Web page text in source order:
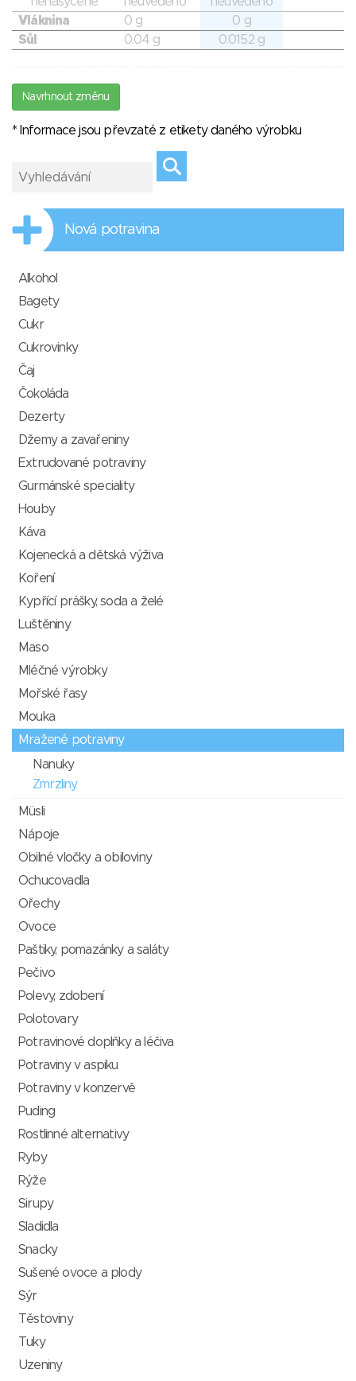
Vláknina
0 g
0 g
Sůl
0.04 g 0.0152 g
Navrhnout změnu
* Informace jsou převzaté z etikety daného výrobku
Nová potravina
Alkohol
Bagety
Cukr
Cukrovinky
Čaj
Čokoláda
Dezerty
Džemy a zavařeniny
Extrudované potraviny
Gurmánské speciality
Houby
Káva
Kojenecká a dětská výživa
Koření
Kypřící prášky, soda a želé
Luštěniny
Maso
Mléčné výrobky
Mořské řasy
Mouka
Mražené potraviny
Nanuky
Zmrzliny
Müsli
Nápoje
Obilné vločky a obiloviny
Ochucovadla
Ořechy
Ovoce
Paštiky, pomazánky a saláty
Pečivo
Polevy, zdobení
Polotovary
Potravinové doplňky a léčiva
Potraviny v aspiku
Potraviny v konzervě
Puding
Rostlinné alternativy
Ryby
Rýže
Sirupy
Sladidla
Snacky
Sušené ovoce a plody
Sýr
Těstoviny
Tuky
Uzeniny